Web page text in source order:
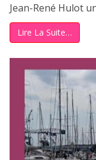
Jean-René Hulot
Lire La Suite…